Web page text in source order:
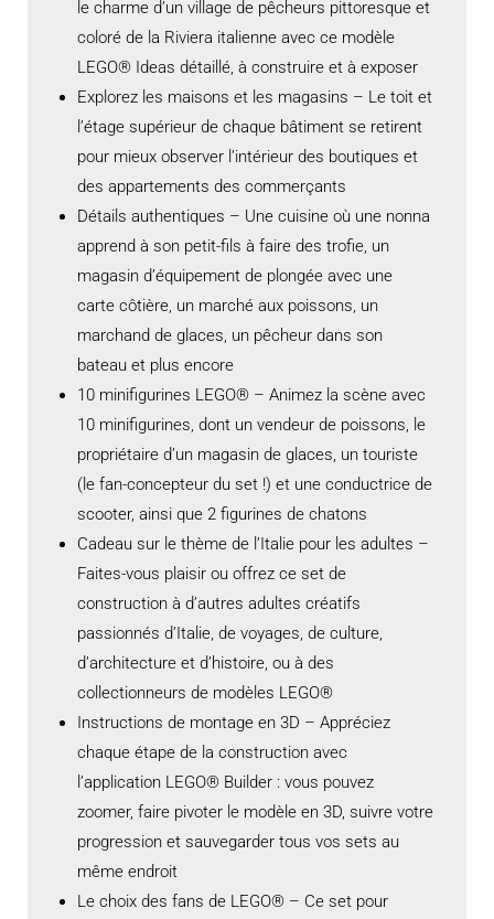
le charme d’un village de pêcheurs pittoresque et
coloré de la Riviera italienne avec ce modèle
LEGO® Ideas détaillé, à construire et à exposer
Explorez les maisons et les magasins – Le toit et
l’étage supérieur de chaque bâtiment se retirent
pour mieux observer l’intérieur des boutiques et
des appartements des commerçants
Détails authentiques – Une cuisine où une nonna
apprend à son petit-fils à faire des trofie, un
magasin d’équipement de plongée avec une
carte côtière, un marché aux poissons, un
marchand de glaces, un pêcheur dans son
bateau et plus encore
10 minifigurines LEGO® – Animez la scène avec
10 minifigurines, dont un vendeur de poissons, le
propriétaire d’un magasin de glaces, un touriste
(le fan-concepteur du set !) et une conductrice de
scooter, ainsi que 2 figurines de chatons
Cadeau sur le thème de l’Italie pour les adultes –
Faites-vous plaisir ou offrez ce set de
construction à d’autres adultes créatifs
passionnés d’Italie, de voyages, de culture,
d’architecture et d’histoire, ou à des
collectionneurs de modèles LEGO®
Instructions de montage en 3D – Appréciez
chaque étape de la construction avec
l’application LEGO® Builder : vous pouvez
zoomer, faire pivoter le modèle en 3D, suivre votre
progression et sauvegarder tous vos sets au
même endroit
Le choix des fans de LEGO® – Ce set pour